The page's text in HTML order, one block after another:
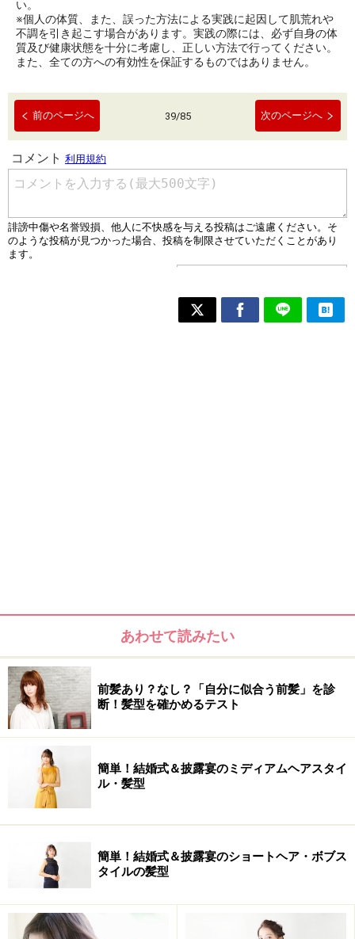
い。
※個人の体質、また、誤った方法による実践に起因して肌荒れや
不調を引き起こす場合があります。実践の際には、必ず自身の体
質及び健康状態を十分に考慮し、正しい方法で行ってください。
また、全ての方への有効性を保証するものではありません。
前のページへ 39/85 次のページへ
あわせて読みたい
前髪あり？なし？「自分に似合う前髪」を診
断！髪型を確かめるテスト
簡単！結婚式＆披露宴のミディアムヘアスタイ
ル・髪型
簡単！結婚式＆披露宴のショートヘア・ボブス
タイルの髪型